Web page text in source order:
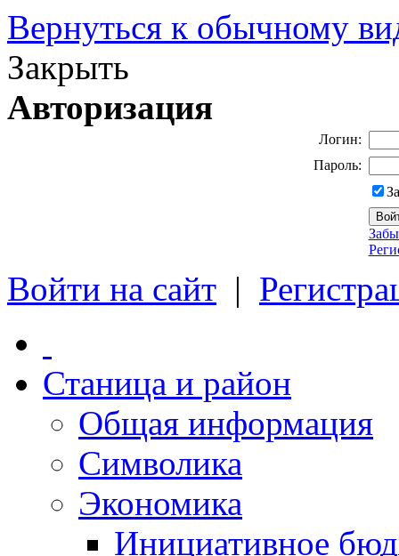
Вернуться к обычному
Закрыть
Авторизация
Логин:
Пароль:
Войти на сайт |
Станица и район
Общая информация
Символика
Экономика
Инициативное